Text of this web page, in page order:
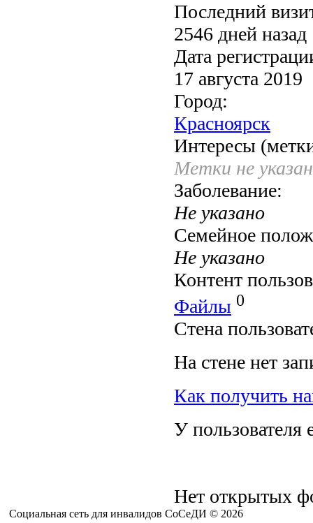
Последний
2546 дней назад
Дата
17 августа 2019
Город:
Красноярск
Интересы
Метки не
Заболевание:
Не указано
Семейное
Не указано
Контент
Файлы 0
Стена
На стене нет
Как получить
У пользователя
Нет открытых
Социальная сеть для инвалидов СоСеДИ © 2026